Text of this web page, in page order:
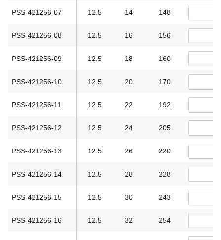
PSS-421256-07 12.5 14 148
PSS-421256-08 12.5 16 156
PSS-421256-09 12.5 18 160
PSS-421256-10 12.5 20 170
PSS-421256-11 12.5 22 192
PSS-421256-12 12.5 24 205
PSS-421256-13 12.5 26 220
PSS-421256-14 12.5 28 228
PSS-421256-15 12.5 30 243
PSS-421256-16 12.5 32 254